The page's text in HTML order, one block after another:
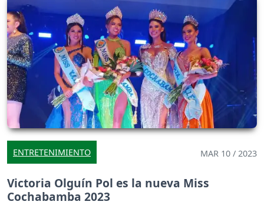
ENTRETENIMIENTO MAR 10 / 2023
Victoria Olguín Pol es la nueva Miss
Cochabamba 2023